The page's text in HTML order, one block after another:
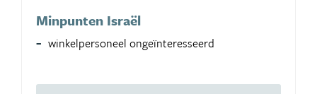
Minpunten Israël
winkelpersoneel ongeïnteresseerd